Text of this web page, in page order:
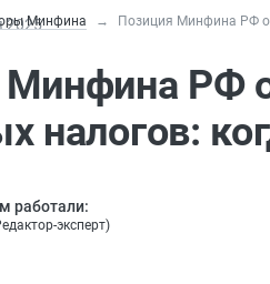
за риелторские услуги при
Обеспечительный платёж СПОТ
Минфина Позиция Минфина РФ о
2025
РФ
налогов:
работали:
эксперт)